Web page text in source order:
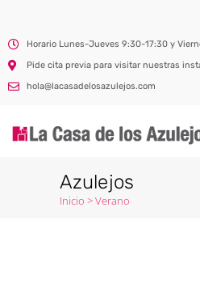
Horario Lunes-Jueves 9:30-17:30 y
Pide cita previa para visitar nuestras
hola@lacasadelosazulejos.com
Azulejos
Inicio >Verano